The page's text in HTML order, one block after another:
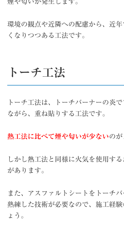
環境の観点や近隣への配慮から、近
くなりつつある工法です。
トーチ工法
トーチ工法は、トーチバーナーの炎
ながら、重ね貼りする工法です。
熱工法に比べて煙や匂いが少ないのが
しかし熱工法と同様に火気を使用す
があります。
また、アスファルトシートをトーチ
熟練した技術が必要なので、施工経
ょう。